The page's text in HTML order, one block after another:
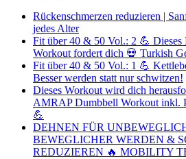
Rückenschmerzen reduzieren |
jedes Alter
Fit über 40 & 50 Vol.: 2 💪
Workout fordert dich 💀 Turkish
Fit über 40 & 50 Vol.: 1 💪
Besser werden statt nur schwitzen!
Dieses Workout wird dich
AMRAP Dumbbell Workout inkl.
💪
DEHNEN FÜR
BEWEGLICHER WERDEN &
REDUZIEREN 🔥 MOBILITY